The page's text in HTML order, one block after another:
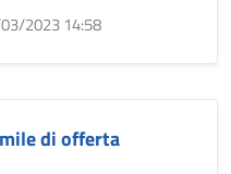
2023 14:58
di offerta